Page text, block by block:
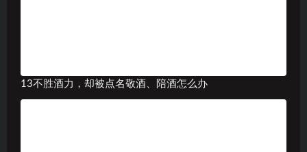
13不胜酒力，却被点名敬酒、陪酒怎么办